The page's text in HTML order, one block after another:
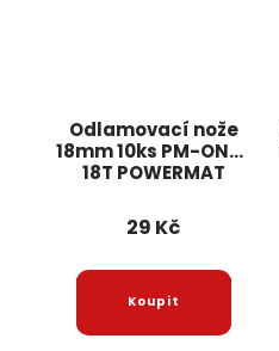
Odlamovací nože
18mm 10ks PM-ONT-
18T POWERMAT
29 Kč